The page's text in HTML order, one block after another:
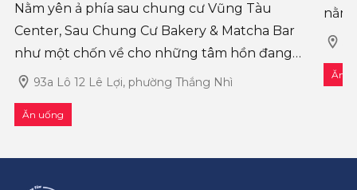
Nằm yên ả phía sau chung cư Vũng Tàu
Center, Sau Chung Cư Bakery & Matcha Bar
như một chốn về cho những tâm hồn đang
kiếm tìm sự dịu dàng và ngọt ngào trong
93a Lô 12 Lê Lợi, phường Thắng Nhì
Ăn uống
nằm
Ăn